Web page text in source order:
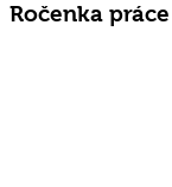
Ročenka